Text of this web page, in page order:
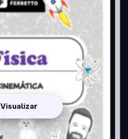
Visualizar